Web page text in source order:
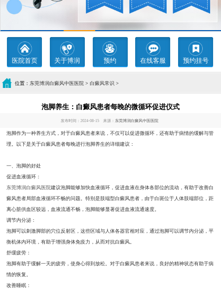
医院首页 关于博润 预约 在线客服 预约挂号
位置： 东莞博润白癜风中医医院 > 白癜风常识 >
泡脚养生：白癜风患者每晚的微循环促进仪式
发布时间：2024-08-15 来源： 东莞博润白癜风中医医院
泡脚作为一种养生方式，对于白癜风患者来说，不仅可以促进微循环，还有助于病情的缓解与管
理。以下是关于白癜风患者每晚进行泡脚养生的详细建议：
一、泡脚的好处
促进血液循环：
东莞博润白癜风医院建议泡脚能够加快血液循环，促进血液在身体各部位的流动，有助于改善白
癜风患者局部血液循环不畅的问题。特别是肢端型白癜风患者，由于白斑位于人体肢端部位，距
离心脏供血区较远，血液流通不畅，泡脚能够显著促进血液流通速度。
调节内分泌：
泡脚可以刺激脚部的穴位反射区，这些区域与人体各器官相对应，通过泡脚可以调节内分泌，平
衡机体内环境，有助于增强身体免疫力，从而对抗白癜风。
舒缓疲劳：
泡脚有助于缓解一天的疲劳，使身心得到放松。对于白癜风患者来说，良好的精神状态有助于病
情的恢复。
改善睡眠：